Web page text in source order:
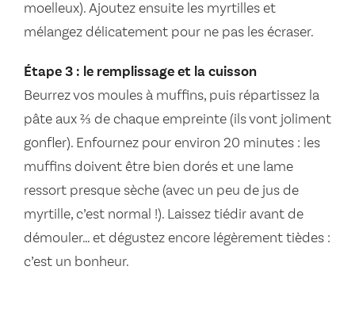
moelleux). Ajoutez ensuite les myrtilles et
mélangez délicatement pour ne pas les écraser.
Étape 3 : le remplissage et la cuisson
Beurrez vos moules à muffins, puis répartissez la
pâte aux ⅔ de chaque empreinte (ils vont joliment
gonfler). Enfournez pour environ 20 minutes : les
muffins doivent être bien dorés et une lame
ressort presque sèche (avec un peu de jus de
myrtille, c’est normal !). Laissez tiédir avant de
démouler… et dégustez encore légèrement tièdes :
c’est un bonheur.